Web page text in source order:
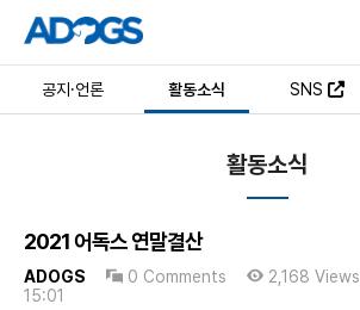
공지·언론 활동소식 SNS
활동소식
2021 어독스 연말결산
ADOGS 0 Comments 2,168 Views
15:01